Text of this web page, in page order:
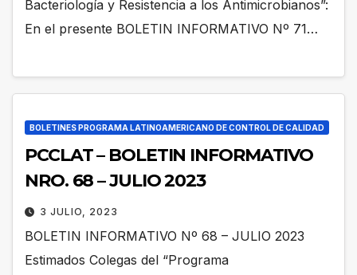
Bacteriología y Resistencia a los Antimicrobianos”:
En el presente BOLETIN INFORMATIVO Nº 71…
BOLETINES PROGRAMA LATINOAMERICANO DE CONTROL DE CALIDAD
PCCLAT – BOLETIN INFORMATIVO
NRO. 68 – JULIO 2023
3 JULIO, 2023
BOLETIN INFORMATIVO Nº 68 – JULIO 2023
Estimados Colegas del “Programa